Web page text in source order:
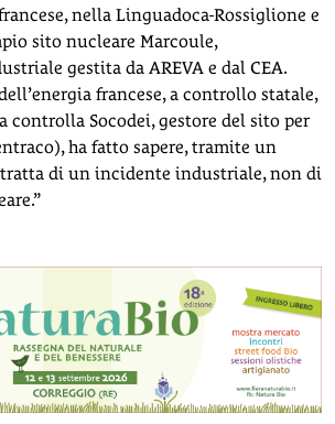
nella Linguadoca-Rossiglione e
sito nucleare Marcoule,
gestita da AREVA e dal CEA.
francese, a controllo statale,
controlla Socodei, gestore del sito per
ha fatto sapere, tramite un
tratta di un incidente industriale, non di